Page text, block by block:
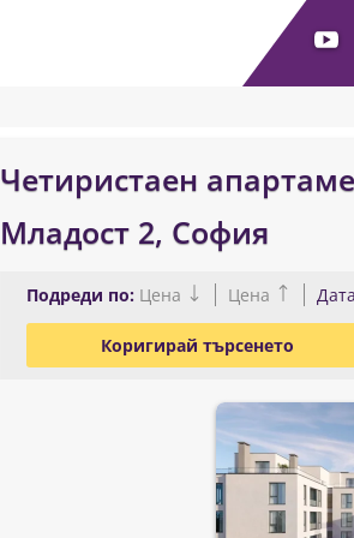
Четиристаен
Младост 2, София
Подреди по: Цена Цена Дата
Коригирай търсенето